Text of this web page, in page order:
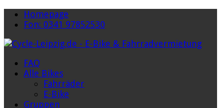
Homepage
Fon: 0341 97852530
FAQ
Alle Bikes
Fahrräder
E-Bike
Gruppen